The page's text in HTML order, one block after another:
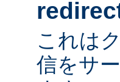
これは
信をサ